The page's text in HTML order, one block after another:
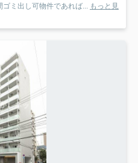
ミ出し可物件であれば...
もっと見